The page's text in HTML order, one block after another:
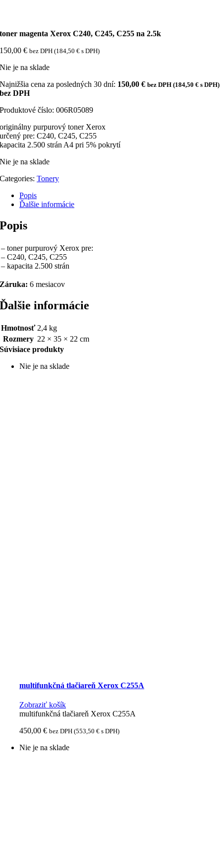
toner magenta Xerox C240, C245, C255 na 2.5k
150,00€ bez DPH (184,50€ s DPH)
Nie je na sklade
Najnižšia cena za posledných 30 dní: 150,00€ bez DPH (184,50€ s DPH)
bez DPH
Produktové číslo:006R05089
originálny purpurový toner Xerox
určený pre: C240, C245, C255
kapacita 2.500 strán A4 pri 5% pokrytí
Nie je na sklade
Categories:Tonery
Popis
Ďalšie informácie
Popis
– toner purpurový Xerox pre:
– C240, C245, C255
– kapacita 2.500 strán
Záruka: 6 mesiacov
Ďalšie informácie
Hmotnosť 2,4 kg
Rozmery 22 × 35 × 22 cm
Súvisiace produkty
Nie je na sklade
multifunkčná tlačiareň Xerox C255A
Zobraziť košík
multifunkčná tlačiareň Xerox C255A
450,00€ bez DPH (553,50€ s DPH)
Nie je na sklade